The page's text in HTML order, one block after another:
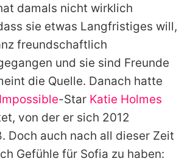
damals nicht wirklich
sie etwas Langfristiges will,
freundschaftlich
und sie sind Freunde
die Quelle. Danach hatte
-Star Katie Holmes
von der er sich 2012
Doch auch nach all dieser Zeit
Gefühle für Sofia zu haben: